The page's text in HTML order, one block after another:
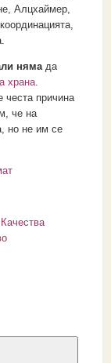
Алцхаймер,
нямада
храна.
честа причина
че на
но не им се